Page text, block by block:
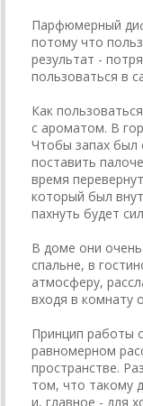
Парфюмерный
потому что
результат -
пользоваться в
Как
с ароматом. В
Чтобы запах был
поставить
время
который был
пахнуть будет
В доме они
спальне, в
атмосферу,
входя в комнату
Принцип работы
равномерном
пространстве.
том, что такому
и, главное - для